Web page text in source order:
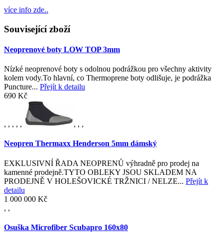
více info zde..
Související zboží
Neoprenové boty LOW TOP 3mm
Nízké neoprenové boty s odolnou podrážkou pro všechny aktivity
kolem vody.To hlavní, co Thermoprene boty odlišuje, je podrážka
Puncture... Přejít k detailu
690 Kč
, , , , , , , ,
Neopren Thermaxx Henderson 5mm dámský
EXKLUSIVNÍ ŘADA NEOPRENŮ výhradně pro prodej na
kamenné prodejně.TYTO OBLEKY JSOU SKLADEM NA
PRODEJNĚ V HOLEŠOVICKÉ TRŽNICI / NELZE... Přejít k
detailu
1 000 000 Kč
, ,
Osuška Microfiber Scubapro 160x80